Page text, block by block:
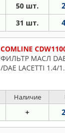
50 шт.
31 шт.
COMLINE
ФИЛЬТР МАСЛ DAE
/DAE LACETTI 1.4/
Наличие
+